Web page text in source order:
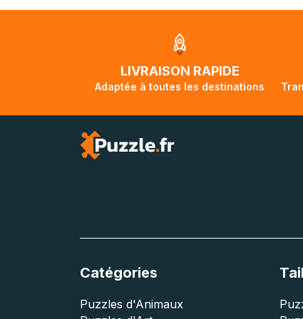
jusqu'à 2
traversée,
lorsque
LIVRAISON RAPIDE
Adaptée à toutes les destinations
Catégories
Puzzles d'Animaux